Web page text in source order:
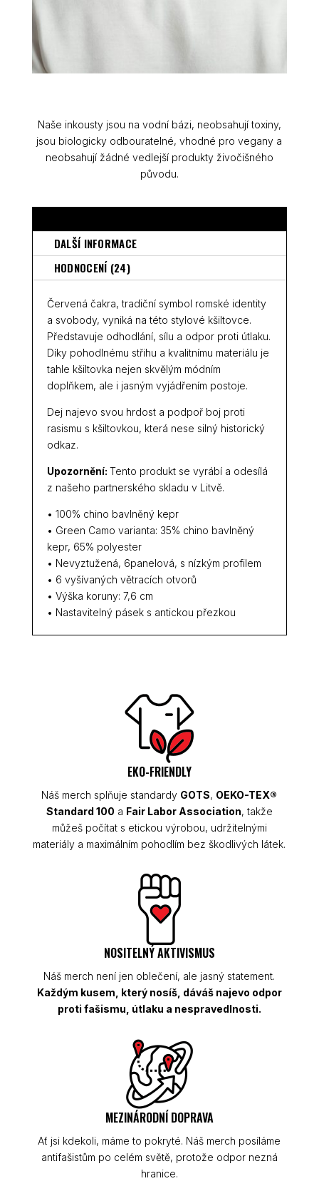
Naše inkousty jsou na vodní bázi, neobsahují toxiny,
jsou biologicky odbouratelné, vhodné pro vegany a
neobsahují žádné vedlejší produkty živočišného
původu.
DALŠÍ INFORMACE
HODNOCENÍ (24)
Červená čakra, tradiční symbol romské identity
a svobody, vyniká na této stylové kšiltovce.
Představuje odhodlání, sílu a odpor proti útlaku.
Díky pohodlnému střihu a kvalitnímu materiálu je
tahle kšiltovka nejen skvělým módním
doplňkem, ale i jasným vyjádřením postoje.
Dej najevo svou hrdost a podpoř boj proti
rasismu s kšiltovkou, která nese silný historický
odkaz.
Upozornění: Tento produkt se vyrábí a odesílá
z našeho partnerského skladu v Litvě.
• 100% chino bavlněný kepr
• Green Camo varianta: 35% chino bavlněný
kepr, 65% polyester
• Nevyztužená, 6panelová, s nízkým profilem
• 6 vyšívaných větracích otvorů
• Výška koruny: 7,6 cm
• Nastavitelný pásek s antickou přezkou
EKO-FRIENDLY
Náš merch splňuje standardy GOTS, OEKO-TEX®
Standard 100 a Fair Labor Association, takže
můžeš počítat s etickou výrobou, udržitelnými
materiály a maximálním pohodlím bez škodlivých látek.
NOSITELNÝ AKTIVISMUS
Náš merch není jen oblečení, ale jasný statement.
Každým kusem, který nosíš, dáváš najevo odpor
proti fašismu, útlaku a nespravedlnosti.
MEZINÁRODNÍ DOPRAVA
Ať jsi kdekoli, máme to pokryté. Náš merch posíláme
antifašistům po celém světě, protože odpor nezná
hranice.